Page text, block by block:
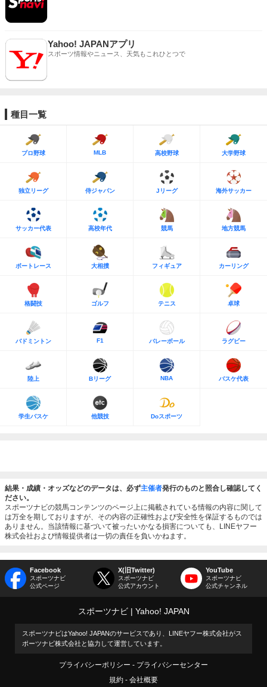
Yahoo! JAPANアプリ
スポーツ情報やニュース、天気もこれひとつで
種目一覧
プロ野球 MLB 高校野球 大学野球
独立リーグ 侍ジャパン Jリーグ 海外サッカー
サッカー代表 高校年代 競馬 地方競馬
ボートレース 大相撲 フィギュア カーリング
格闘技 ゴルフ テニス 卓球
バドミントン F1 バレーボール ラグビー
陸上 Bリーグ NBA バスケ代表
学生バスケ 他競技 Doスポーツ
結果・成績・オッズなどのデータは、必ず主催者発行のものと照合し確認してく
ださい。
スポーツナビの競馬コンテンツのページ上に掲載されている情報の内容に関して
は万全を期しておりますが、その内容の正確性および安全性を保証するものでは
ありません。当該情報に基づいて被ったいかなる損害についても、LINEヤフー
株式会社および情報提供者は一切の責任を負いかねます。
Facebook
スポーツナビ
公式ページ
X(旧Twitter)
スポーツナビ
公式アカウント
YouTube
スポーツナビ
公式チャンネル
スポーツナビ Yahoo! JAPAN
スポーツナビはYahoo! JAPANのサービスであり、LINEヤフー株式会社がス
ポーツナビ株式会社と協力して運営しています。
プライバシーポリシー
プライバシーセンター
規約
会社概要